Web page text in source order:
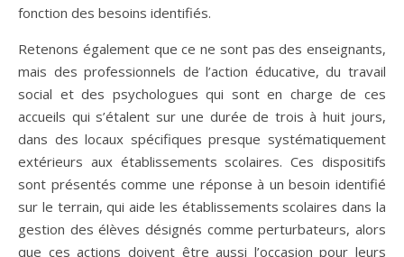
fonction des besoins identifiés.
Retenons également que ce ne sont pas des enseignants,
mais des professionnels de l’action éducative, du travail
social et des psychologues qui sont en charge de ces
accueils qui s’étalent sur une durée de trois à huit jours,
dans des locaux spécifiques presque systématiquement
extérieurs aux établissements scolaires. Ces dispositifs
sont présentés comme une réponse à un besoin identifié
sur le terrain, qui aide les établissements scolaires dans la
gestion des élèves désignés comme perturbateurs, alors
que ces actions doivent être aussi l’occasion pour leurs